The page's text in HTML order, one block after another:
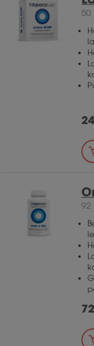
slikken, kan je
de inhoud
50
92